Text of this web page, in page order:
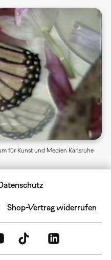
für Kunst und Medien Karlsruhe
Shop-Vertrag widerrufen